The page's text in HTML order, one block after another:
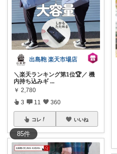
85件
出島鞄 楽天市場店
＼楽天ランキング第1位🏆／ 機
内持ち込みギ ...
￥ 2,780
3 11 360
コレ いいね